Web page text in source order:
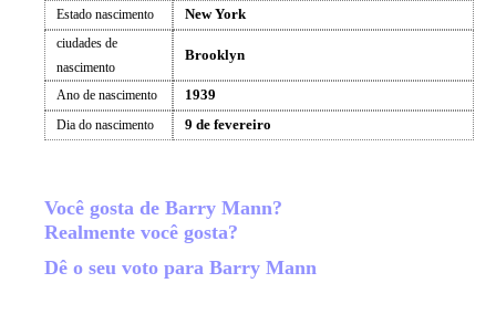
Estado nascimento New York
ciudades de
nascimento
Brooklyn
Ano de nascimento 1939
Dia do nascimento 9 de fevereiro
Você gosta de Barry Mann?
Realmente você gosta?
Dê o seu voto para Barry Mann